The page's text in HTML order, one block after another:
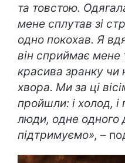
та товстою.
мене сплутав зі
одно покохав. Я
він сприймає мене
красива зранку чи
хвора. Ми за ці
пройшли: і холод, і
люди, одне одного
підтримуємо», –